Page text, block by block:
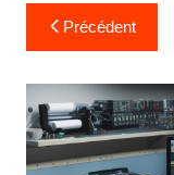
Navigation
de
l’article
Précédent